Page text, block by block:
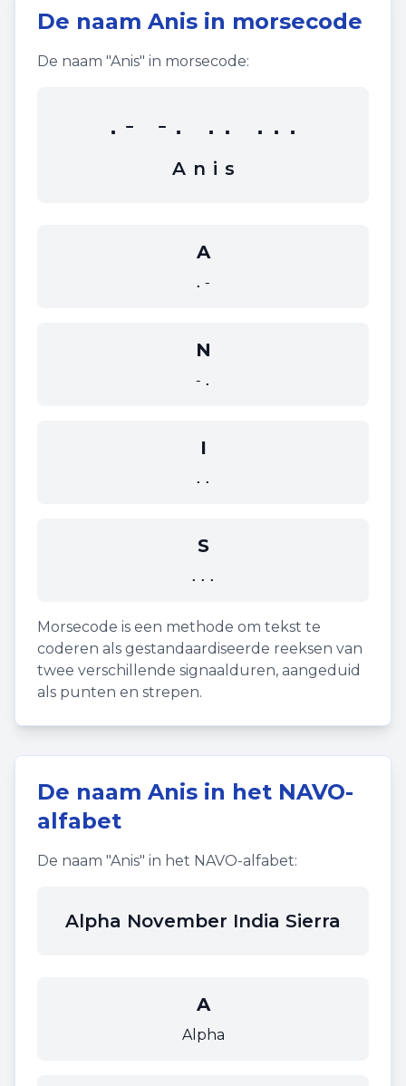
De naam Anis in morsecode
De naam "Anis" in morsecode:
.- -. .. ...
A n i s
A
.-
N
-.
I
..
S
...
Morsecode is een methode om tekst te
coderen als gestandaardiseerde reeksen van
twee verschillende signaalduren, aangeduid
als punten en strepen.
De naam Anis in het NAVO-
alfabet
De naam "Anis" in het NAVO-alfabet:
Alpha November India Sierra
A
Alpha